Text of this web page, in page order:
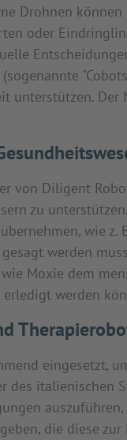
Drohnen
oder
unterstützen.
von Diligent
zu
wie
werden
Moxie dem
erledigt werden
eingesetzt,
des italienischen
die diese